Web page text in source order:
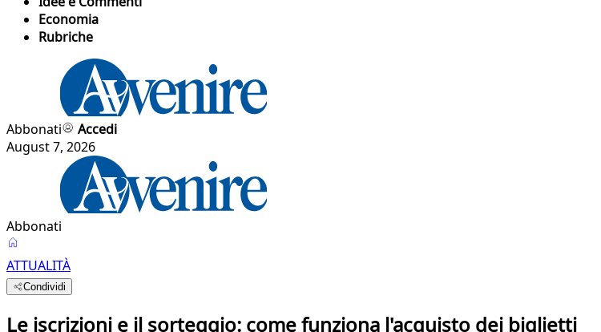
Economia
Rubriche
Abbonati
Accedi
August 7, 2026
Abbonati
ATTUALITÀ
Condividi
Le iscrizioni e il sorteggio: come funziona l'acquisto dei biglietti